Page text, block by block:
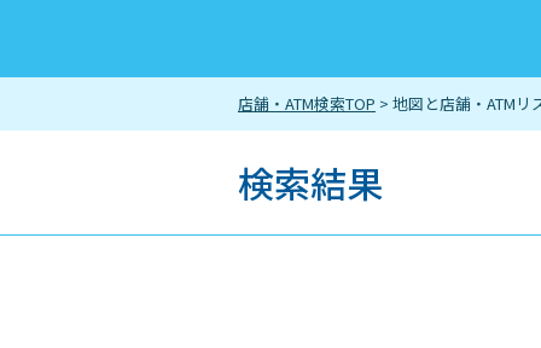
店舗・ATM検索TOP > 地図と店舗・ATMリ
検索結果